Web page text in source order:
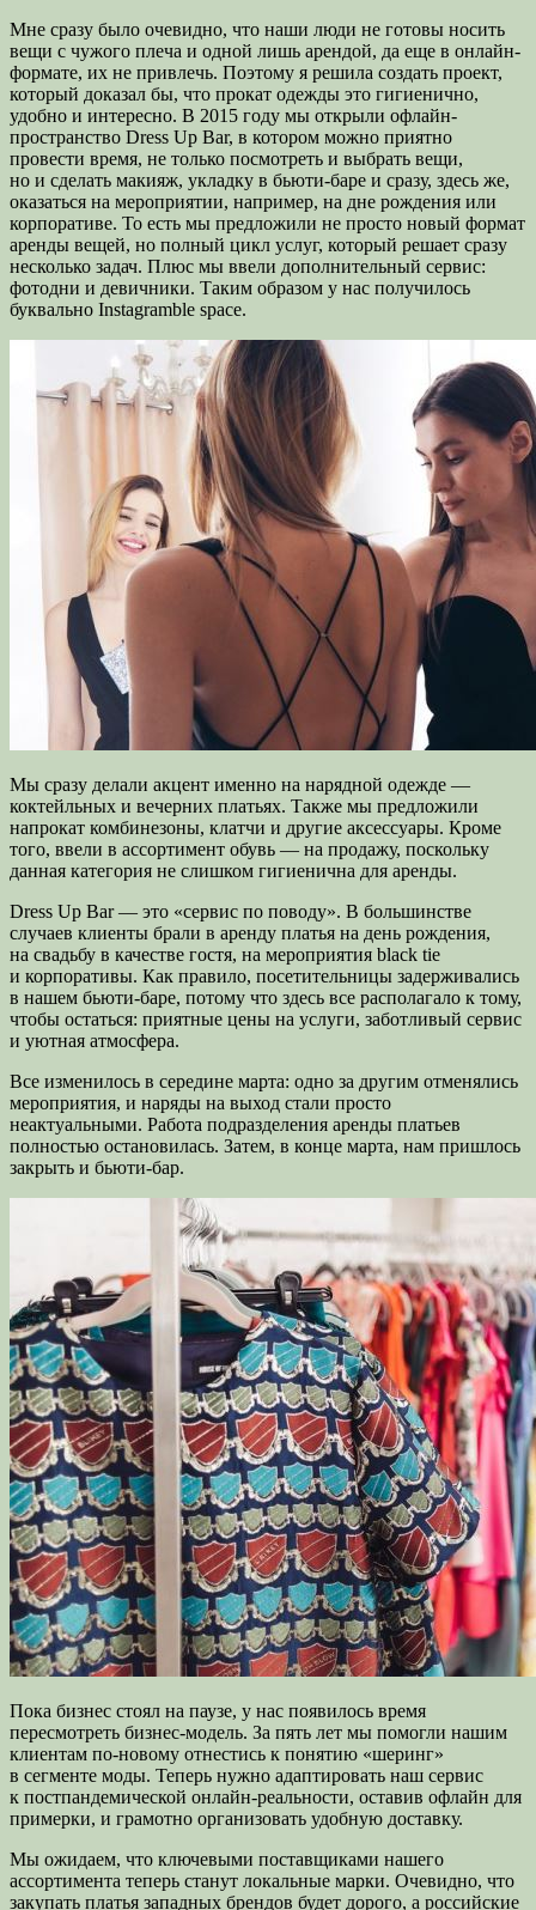
Мне сразу было очевидно, что наши люди не готовы носить
вещи с чужого плеча и одной лишь арендой, да еще в онлайн-
формате, их не привлечь. Поэтому я решила создать проект,
который доказал бы, что прокат одежды это гигиенично,
удобно и интересно. В 2015 году мы открыли офлайн-
пространство Dress Up Bar, в котором можно приятно
провести время, не только посмотреть и выбрать вещи,
но и сделать макияж, укладку в бьюти-баре и сразу, здесь же,
оказаться на мероприятии, например, на дне рождения или
корпоративе. То есть мы предложили не просто новый формат
аренды вещей, но полный цикл услуг, который решает сразу
несколько задач. Плюс мы ввели дополнительный сервис:
фотодни и девичники. Таким образом у нас получилось
буквально Instagramble space.
Мы сразу делали акцент именно на нарядной одежде —
коктейльных и вечерних платьях. Также мы предложили
напрокат комбинезоны, клатчи и другие аксессуары. Кроме
того, ввели в ассортимент обувь — на продажу, поскольку
данная категория не слишком гигиенична для аренды.
Dress Up Bar — это «сервис по поводу». В большинстве
случаев клиенты брали в аренду платья на день рождения,
на свадьбу в качестве гостя, на мероприятия black tie
и корпоративы. Как правило, посетительницы задерживались
в нашем бьюти-баре, потому что здесь все располагало к тому,
чтобы остаться: приятные цены на услуги, заботливый сервис
и уютная атмосфера.
Все изменилось в середине марта: одно за другим отменялись
мероприятия, и наряды на выход стали просто
неактуальными. Работа подразделения аренды платьев
полностью остановилась. Затем, в конце марта, нам пришлось
закрыть и бьюти-бар.
Пока бизнес стоял на паузе, у нас появилось время
пересмотреть бизнес-модель. За пять лет мы помогли нашим
клиентам по-новому отнестись к понятию «шеринг»
в сегменте моды. Теперь нужно адаптировать наш сервис
к постпандемической онлайн-реальности, оставив офлайн для
примерки, и грамотно организовать удобную доставку.
Мы ожидаем, что ключевыми поставщиками нашего
ассортимента теперь станут локальные марки. Очевидно, что
закупать платья западных брендов будет дорого, а российские